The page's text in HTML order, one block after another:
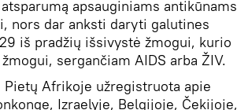
apsauginiams antikūnams
nors dar anksti daryti galutines
iš pradžių išsivystė žmogui, kurio
sergančiam AIDS arba ŽIV.
Afrikoje užregistruota apie
Izraelyje, Belgijoje, Čekijoje,